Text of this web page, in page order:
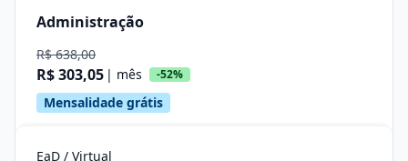
Administração
R$ 638,00
R$ 303,05 | mês -52%
Mensalidade grátis
EaD / Virtual